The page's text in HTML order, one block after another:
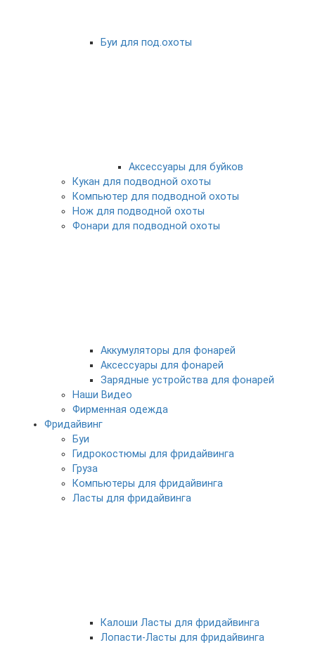
Буи для под.охоты
Аксессуары для буйков
Кукан для подводной охоты
Компьютер для подводной охоты
Нож для подводной охоты
Фонари для подводной охоты
Аккумуляторы для фонарей
Аксессуары для фонарей
Зарядные устройства для фонарей
Наши Видео
Фирменная одежда
Фридайвинг
Буи
Гидрокостюмы для фридайвинга
Груза
Компьютеры для фридайвинга
Ласты для фридайвинга
Калоши Ласты для фридайвинга
Лопасти-Ласты для фридайвинга